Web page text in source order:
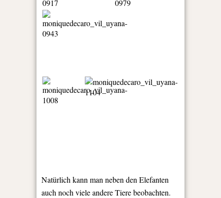
Natürlich kann man neben den Elefanten
auch noch viele andere Tiere beobachten.